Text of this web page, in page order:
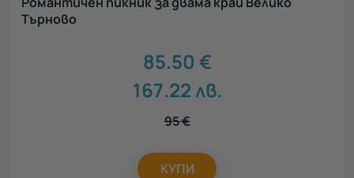
Търново
85.50 €
167.22лв.
95€
КУПИ